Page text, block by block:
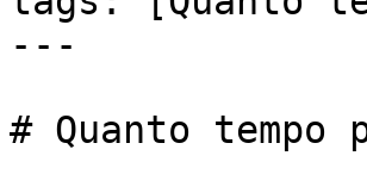
---
# Quanto